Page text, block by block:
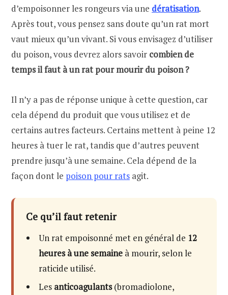
d’empoisonner les rongeurs via une dératisation.
Après tout, vous pensez sans doute qu’un rat mort
vaut mieux qu’un vivant. Si vous envisagez d’utiliser
du poison, vous devrez alors savoir combien de
temps il faut à un rat pour mourir du poison ?
Il n’y a pas de réponse unique à cette question, car
cela dépend du produit que vous utilisez et de
certains autres facteurs. Certains mettent à peine 12
heures à tuer le rat, tandis que d’autres peuvent
prendre jusqu’à une semaine. Cela dépend de la
façon dont le poison pour rats agit.
Ce qu’il faut retenir
Un rat empoisonné met en général de 12
heures à une semaine à mourir, selon le
raticide utilisé.
Les anticoagulants(bromadiolone,